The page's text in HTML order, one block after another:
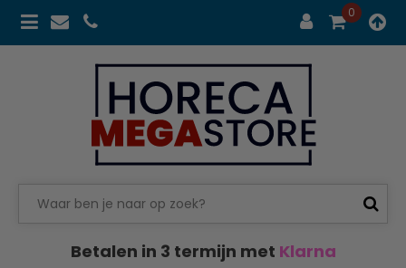
0
Betalen in 3 termijn met Klarna